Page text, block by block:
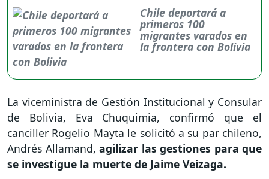
Chile deportará a
primeros 100
migrantes varados en
la frontera con Bolivia
La viceministra de Gestión Institucional y Consular
de Bolivia, Eva Chuquimia, confirmó que el
canciller Rogelio Mayta le solicitó a su par chileno,
Andrés Allamand, agilizar las gestiones para que
se investigue la muerte de Jaime Veizaga.